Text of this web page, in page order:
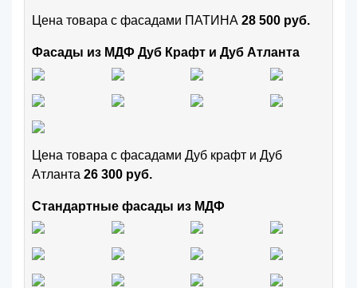
Цена товара с фасадами ПАТИНА 28 500 руб.
Фасады из МДФ Дуб Крафт и Дуб Атланта
Цена товара с фасадами Дуб крафт и Дуб
Атланта 26 300 руб.
Стандартные фасады из МДФ